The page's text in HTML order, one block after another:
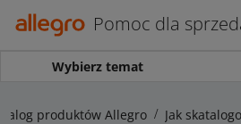
Pomoc dla
Wybierz temat
produktów Allegro Jak